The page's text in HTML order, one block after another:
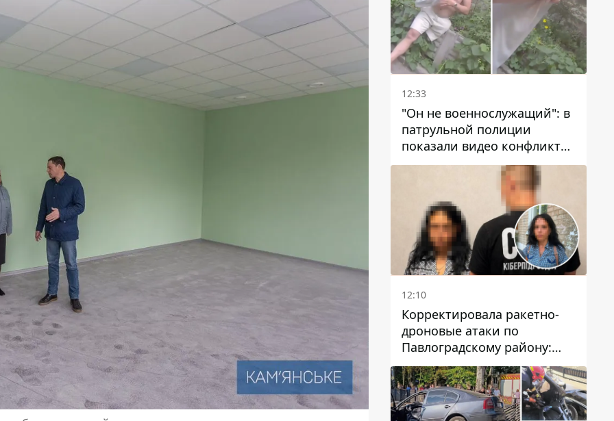
12:33
"Он не военнослужащий": в
патрульной полиции
показали видео конфликта
с мужчиной без ноги на
проспекте Поля в Днепре
12:10
Корректировала ракетно-
дроновые атаки по
Павлоградскому району:
задержали вражескую
агентку